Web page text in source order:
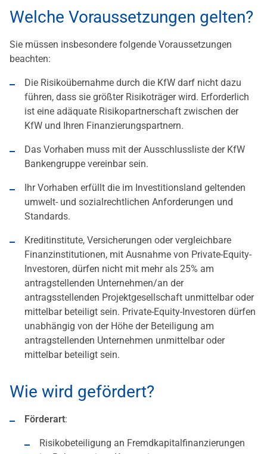
Welche Voraussetzungen gelten?
Sie müssen insbesondere folgende Voraussetzungen
beachten:
Die Risikoübernahme durch die KfW darf nicht dazu
führen, dass sie größter Risikoträger wird. Erforderlich
ist eine adäquate Risikopartnerschaft zwischen der
KfW und Ihren Finanzierungspartnern.
Das Vorhaben muss mit der Ausschlussliste der KfW
Bankengruppe vereinbar sein.
Ihr Vorhaben erfüllt die im Investitionsland geltenden
umwelt- und sozialrechtlichen Anforderungen und
Standards.
Kreditinstitute, Versicherungen oder vergleichbare
Finanzinstitutionen, mit Ausnahme von Private-Equity-
Investoren, dürfen nicht mit mehr als 25% am
antragstellenden Unternehmen/an der
antragsstellenden Projektgesellschaft unmittelbar oder
mittelbar beteiligt sein. Private-Equity-Investoren dürfen
unabhängig von der Höhe der Beteiligung am
antragstellenden Unternehmen unmittelbar oder
mittelbar beteiligt sein.
Wie wird gefördert?
Förderart:
Risikobeteiligung an Fremdkapitalfinanzierungen